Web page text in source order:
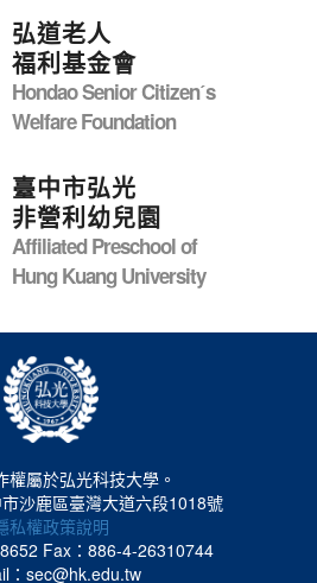
弘道老人
福利基金會
Hondao Senior Citizenˊs
Welfare Foundation
臺中市弘光
非營利幼兒園
Affiliated Preschool of
Hung Kuang University
權屬於弘光科技大學。
沙鹿區臺灣大道六段1018號
私權政策說明
Fax：886-4-26310744
：sec@hk.edu.tw